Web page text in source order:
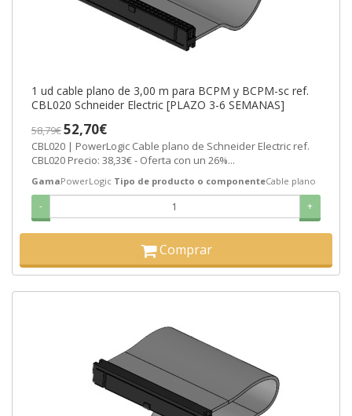
1 ud cable plano de 3,00 m para BCPM y BCPM-sc ref.
CBL020 Schneider Electric [PLAZO 3-6 SEMANAS]
58,79€52,70€
CBL020 | PowerLogic Cable plano de Schneider Electric ref.
CBL020 Precio: 38,33€ - Oferta con un 26%...
GamaPowerLogic Tipo de producto o componenteCable plano
- +
Comprar